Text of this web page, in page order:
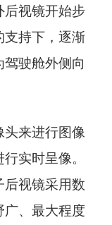
后视镜开始步
支持下，逐渐
驶舱外侧向
来进行图像
实时呈像。
后视镜采用数
广、最大程度